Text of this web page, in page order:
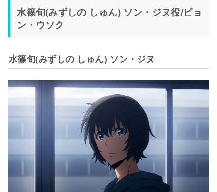
水篠旬(みずしの しゅん) ソン・ジヌ役/ピョ
ン・ウソク
水篠旬(みずしの しゅん) ソン・ジヌ